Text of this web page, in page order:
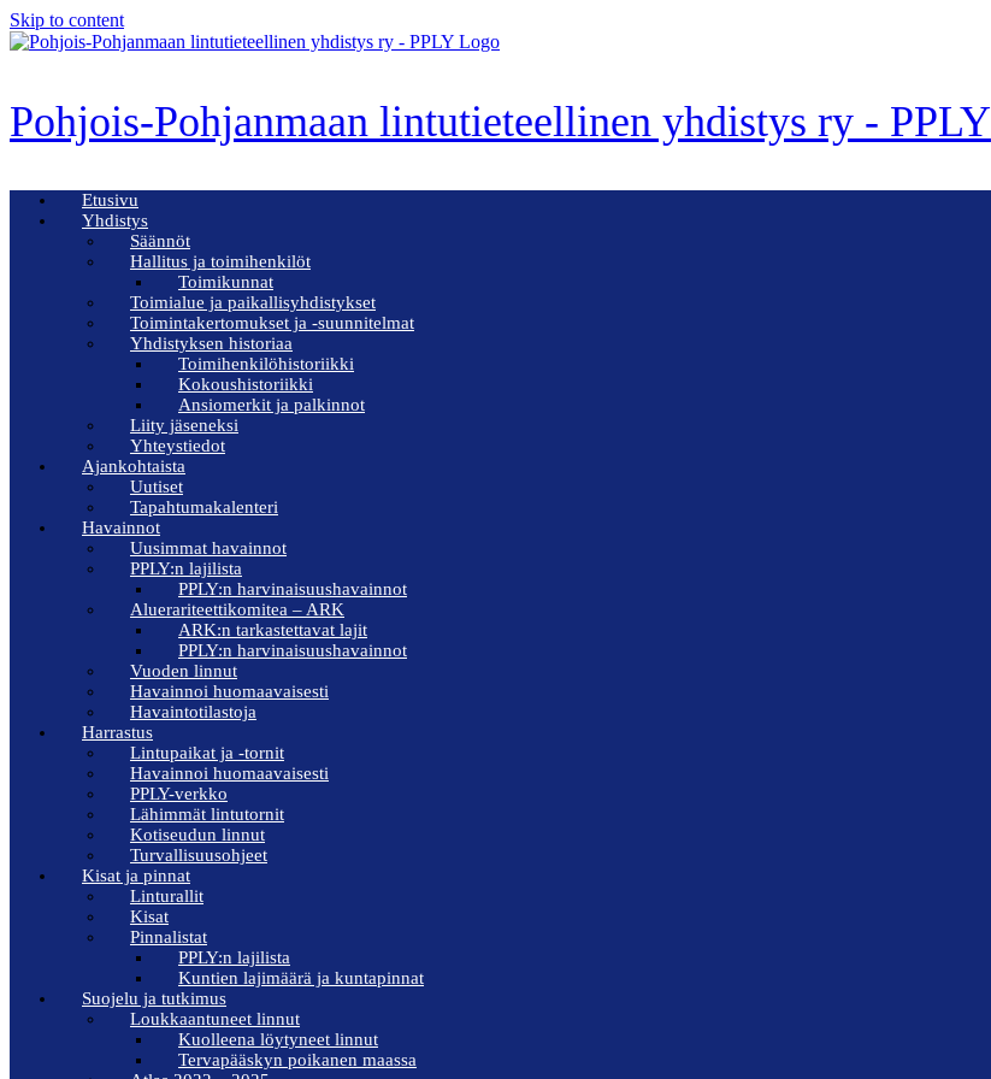
Skip to content
Pohjois-Pohjanmaan lintutieteellinen yhdistys ry - PPLY
Etusivu
Yhdistys
Säännöt
Hallitus ja toimihenkilöt
Toimikunnat
Toimialue ja paikallisyhdistykset
Toimintakertomukset ja -suunnitelmat
Yhdistyksen historiaa
Toimihenkilöhistoriikki
Kokoushistoriikki
Ansiomerkit ja palkinnot
Liity jäseneksi
Yhteystiedot
Ajankohtaista
Uutiset
Tapahtumakalenteri
Havainnot
Uusimmat havainnot
PPLY:n lajilista
PPLY:n harvinaisuushavainnot
Aluerariteettikomitea – ARK
ARK:n tarkastettavat lajit
PPLY:n harvinaisuushavainnot
Vuoden linnut
Havainnoi huomaavaisesti
Havaintotilastoja
Harrastus
Lintupaikat ja -tornit
Havainnoi huomaavaisesti
PPLY-verkko
Lähimmät lintutornit
Kotiseudun linnut
Turvallisuusohjeet
Kisat ja pinnat
Linturallit
Kisat
Pinnalistat
PPLY:n lajilista
Kuntien lajimäärä ja kuntapinnat
Suojelu ja tutkimus
Loukkaantuneet linnut
Kuolleena löytyneet linnut
Tervapääskyn poikanen maassa